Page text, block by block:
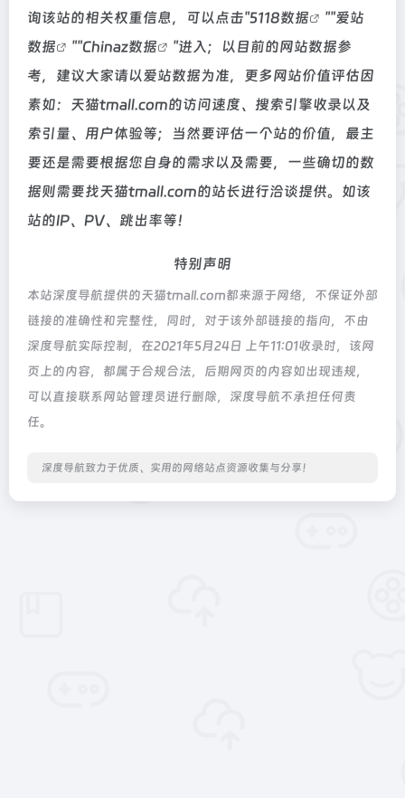
询该站的相关权重信息，可以点击"5118数据 ""爱站
数据
""Chinaz数据
"进入；以目前的网站数据参
考，建议大家请以爱站数据为准，更多网站价值评估因
素如：天猫tmall.com的访问速度、搜索引擎收录以及
索引量、用户体验等；当然要评估一个站的价值，最主
要还是需要根据您自身的需求以及需要，一些确切的数
据则需要找天猫tmall.com的站长进行洽谈提供。如该
站的IP、PV、跳出率等！
特别声明
本站深度导航提供的天猫tmall.com都来源于网络，不保证外部
链接的准确性和完整性，同时，对于该外部链接的指向，不由
深度导航实际控制，在2021年5月24日 上午11:01收录时，该网
页上的内容，都属于合规合法，后期网页的内容如出现违规，
可以直接联系网站管理员进行删除，深度导航不承担任何责
任。
深度导航致力于优质、实用的网络站点资源收集与分享！